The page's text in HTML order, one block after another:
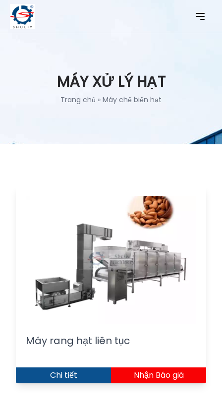
MÁY XỬ LÝ HẠT
Trang chủ » Máy chế biến hạt
Máy rang hạt liên tục
Chi tiết Nhận Báo giá